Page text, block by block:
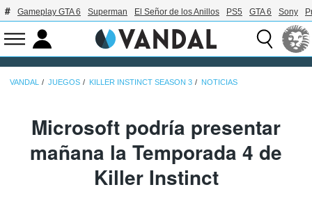
Gameplay GTA 6 Superman El Señor de los Anillos PS5 GTA 6 Sony
VANDAL JUEGOS KILLER INSTINCT SEASON 3 NOTICIAS
Microsoft podría presentar
mañana la Temporada 4 de
Killer Instinct